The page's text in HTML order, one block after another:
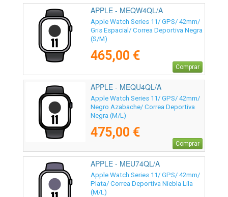
APPLE - MEQW4QL/A
Apple Watch Series 11/ GPS/ 42mm/
Gris Espacial/ Correa Deportiva Negra
(S/M)
465,00 €
Comprar
APPLE - MEQU4QL/A
Apple Watch Series 11/ GPS/ 42mm/
Negro Azabache/ Correa Deportiva
Negra (M/L)
475,00 €
Comprar
APPLE - MEU74QL/A
Apple Watch Series 11/ GPS/ 42mm/
Plata/ Correa Deportiva Niebla Lila
(M/L)